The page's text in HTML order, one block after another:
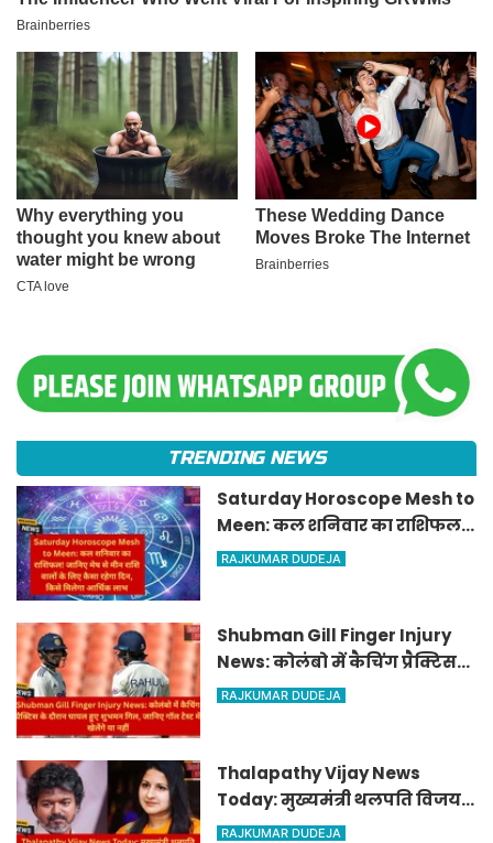
TRENDING NEWS
Saturday Horoscope Mesh to
Meen: कल शनिवार का राशिफल!
जानिए मेष से मीन राशि वालों के
RAJKUMAR DUDEJA
Shubman Gill Finger Injury
News: कोलंबो में कैचिंग प्रैक्टिस
के दौरान घायल हुए शुभमन गिल,
RAJKUMAR DUDEJA
Thalapathy Vijay News
Today: मुख्यमंत्री थलपति विजय
की पर्सनल लाइफ से जुड़ी बड़ी खबर,
RAJKUMAR DUDEJA